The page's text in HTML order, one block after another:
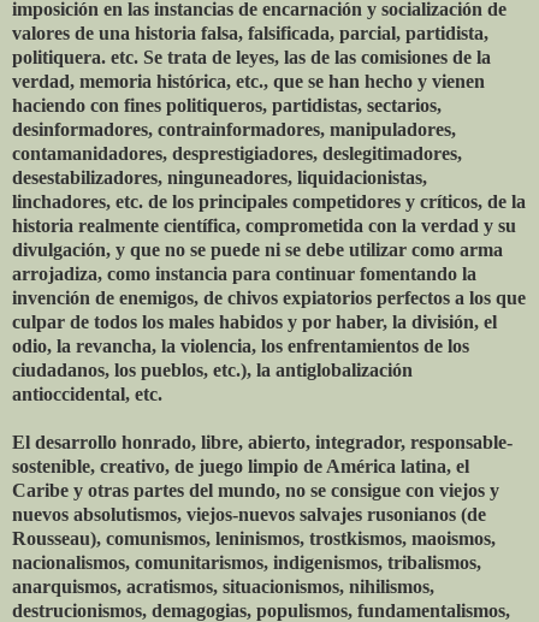
imposición en las instancias de encarnación y socialización de
valores de una historia falsa, falsificada, parcial, partidista,
politiquera. etc. Se trata de leyes, las de las comisiones de la
verdad, memoria histórica, etc., que se han hecho y vienen
haciendo con fines politiqueros, partidistas, sectarios,
desinformadores, contrainformadores, manipuladores,
contamanidadores, desprestigiadores, deslegitimadores,
desestabilizadores, ninguneadores, liquidacionistas,
linchadores, etc. de los principales competidores y críticos, de la
historia realmente científica, comprometida con la verdad y su
divulgación, y que no se puede ni se debe utilizar como arma
arrojadiza, como instancia para continuar fomentando la
invención de enemigos, de chivos expiatorios perfectos a los que
culpar de todos los males habidos y por haber, la división, el
odio, la revancha, la violencia, los enfrentamientos de los
ciudadanos, los pueblos, etc.), la antiglobalización
antioccidental, etc.
El desarrollo honrado, libre, abierto, integrador, responsable-
sostenible, creativo, de juego limpio de América latina, el
Caribe y otras partes del mundo, no se consigue con viejos y
nuevos absolutismos, viejos-nuevos salvajes rusonianos (de
Rousseau), comunismos, leninismos, trostkismos, maoismos,
nacionalismos, comunitarismos, indigenismos, tribalismos,
anarquismos, acratismos, situacionismos, nihilismos,
destrucionismos, demagogias, populismos, fundamentalismos,